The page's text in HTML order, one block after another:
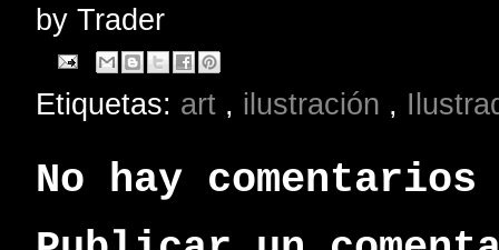
by Trader
Etiquetas: art , ilustración ,
No hay